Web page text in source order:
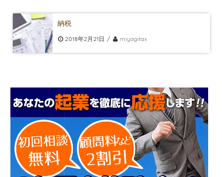
納税
2018年2月21日 miyagitax